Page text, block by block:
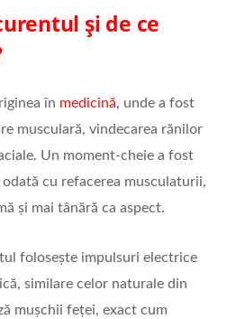
și de ce
în medicină, unde a fost
musculară, vindecarea rănilor
Un moment-cheie a fost
cu refacerea musculaturii,
și mai tânără ca aspect.
folosește impulsuri electrice
similare celor naturale din
mușchii feței, exact cum